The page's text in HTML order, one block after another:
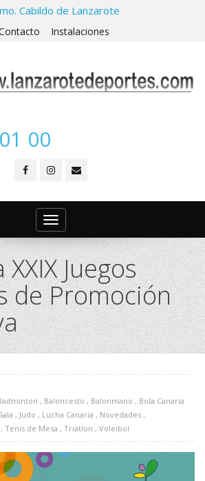
Cabildo de Lanzarote
Instalaciones
00
Toggle
navigation
Juegos
de Promoción
, Baloncesto , Balonmano , Bola Canaria
, Judo , Lucha Canaria , Novedades ,
, Tenis de Mesa , Triatlon , Voleibol